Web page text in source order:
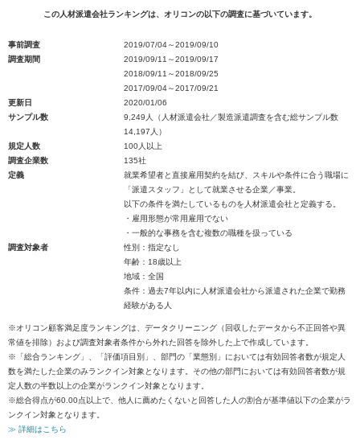
この人材派遣会社ランキングは、オリコンの以下の調査に基づいています。
事前調査
2019/07/04～2019/09/10
調査期間
2019/09/11～2019/09/17
2018/09/11～2018/09/25
2017/09/04～2017/09/21
更新日
2020/01/06
サンプル数
9,249人（人材派遣会社／製造派遣調査を含む総サンプル数
14,197人）
規定人数
100人以上
調査企業数
135社
定義
就業希望者と直接雇用契約を結び、スキルや条件に合う職場に
「派遣スタッフ」として就業させる企業／事業。
以下の条件を満たしているものを人材派遣会社と定義する。
・雇用形態が常用雇用でない
・一般的な事務を含む複数の職種を扱っている
調査対象者
性別：指定なし
年齢：18歳以上
地域：全国
条件：過去7年以内に人材派遣会社から派遣された企業で勤務
経験がある人
※オリコン顧客満足度ランキングは、データクリーニング（回収したデータから不正回答や異
常値を排除）および調査対象者条件から外れた回答を除外した上で作成しています。
※「総合ランキング」、「評価項目別」、部門の「業態別」においては有効回答者数が規定人
数を満たした企業のみランクイン対象となります。その他の部門においては有効回答者数が規
定人数の半数以上の企業がランクイン対象となります。
※総合得点が60.00点以上で、他人に薦めたくないと回答した人の割合が基準値以下の企業がラ
ンクイン対象となります。
≫ 詳細はこちら